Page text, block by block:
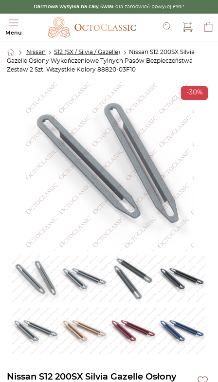
Darmowa wysyłka na cały świat dla zamówień powyżej £99.*
Menu
Szukaj
Nissan S12 (SX / Silvia / Gazelle)
Nissan S12 200SX Silvia
Gazelle Osłony Wykończeniowe Tylnych Pasów Bezpieczeństwa
Zestaw 2 Szt. Wszystkie Kolory 88820-03F10
-30%
Nissan S12 200SX Silvia Gazelle Osłony